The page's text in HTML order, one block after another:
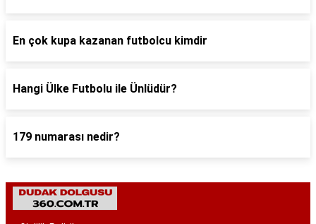
En çok kupa kazanan futbolcu kimdir
Hangi Ülke Futbolu ile Ünlüdür?
179 numarası nedir?